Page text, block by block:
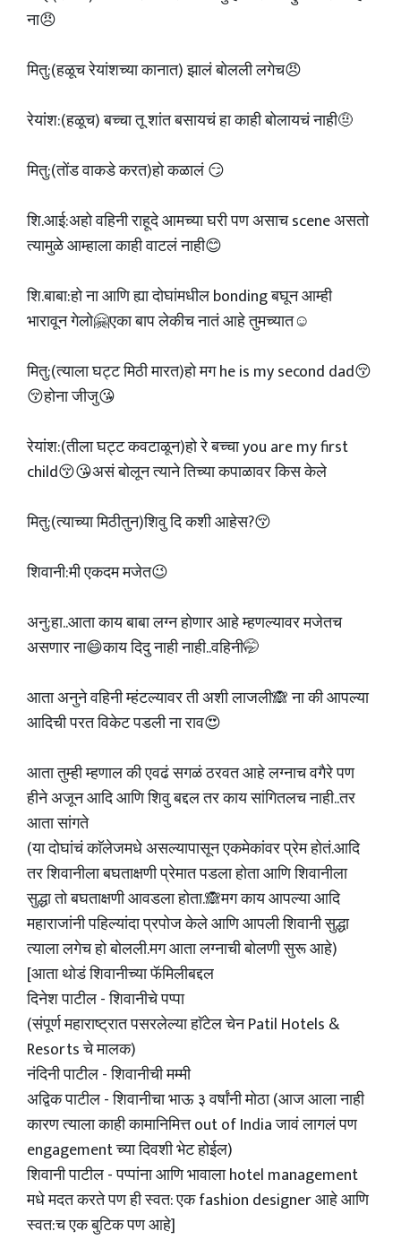
ना😠
मितु:(हळूच रेयांशच्या कानात) झालं बोलली लगेच😠
रेयांश:(हळूच) बच्चा तू शांत बसायचं हा काही बोलायचं नाही🤨
मितु:(तोंड वाकडे करत)हो कळालं 😏
शि.आई:अहो वहिनी राहूदे आमच्या घरी पण असाच scene असतो
त्यामुळे आम्हाला काही वाटलं नाही😊
शि.बाबा:हो ना आणि ह्या दोघांमधील bonding बघून आम्ही
भारावून गेलो🤗एका बाप लेकीच नातं आहे तुमच्यात☺️
मितु:(त्याला घट्ट मिठी मारत)हो मग he is my second dad😚
😚होना जीजु😘
रेयांश:(तीला घट्ट कवटाळून)हो रे बच्चा you are my first
child😚😘असं बोलून त्याने तिच्या कपाळावर किस केले
मितु:(त्याच्या मिठीतुन)शिवु दि कशी आहेस?😚
शिवानी:मी एकदम मजेत😉
अनु:हा..आता काय बाबा लग्न होणार आहे म्हणल्यावर मजेतच
असणार ना😄काय दिदु नाही नाही..वहिनी🤭
आता अनुने वहिनी म्हंटल्यावर ती अशी लाजली🙈 ना की आपल्या
आदिची परत विकेट पडली ना राव😍
आता तुम्ही म्हणाल की एवढं सगळं ठरवत आहे लग्नाच वगैरे पण
हीने अजून आदि आणि शिवु बद्दल तर काय सांगितलच नाही..तर
आता सांगते
(या दोघांचं काॅलेजमधे असल्यापासून एकमेकांवर प्रेम होतं.आदि
तर शिवानीला बघताक्षणी प्रेमात पडला होता आणि शिवानीला
सुद्धा तो बघताक्षणी आवडला होता.🙈मग काय आपल्या आदि
महाराजांनी पहिल्यांदा प्रपोज केले आणि आपली शिवानी सुद्धा
त्याला लगेच हो बोलली.मग आता लग्नाची बोलणी सुरू आहे)
[आता थोडं शिवानीच्या फॅमिलीबद्दल
दिनेश पाटील - शिवानीचे पप्पा
(संपूर्ण महाराष्ट्रात पसरलेल्या हाॅटेल चेन Patil Hotels &
Resorts चे मालक)
नंदिनी पाटील - शिवानीची मम्मी
अद्विक पाटील - शिवानीचा भाऊ ३ वर्षांनी मोठा (आज आला नाही
कारण त्याला काही कामानिमित्त out of India जावं लागलं पण
engagement च्या दिवशी भेट होईल)
शिवानी पाटील - पप्पांना आणि भावाला hotel management
मधे मदत करते पण ही स्वत: एक fashion designer आहे आणि
स्वत:च एक बुटिक पण आहे]